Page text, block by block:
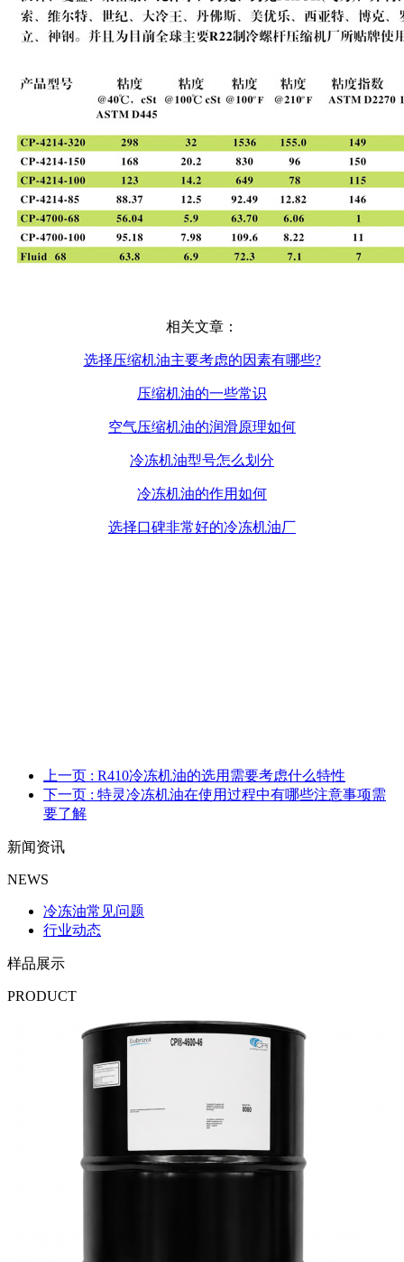
相关文章：
选择压缩机油主要考虑的因素有哪些?
压缩机油的一些常识
空气压缩机油的润滑原理如何
冷冻机油型号怎么划分
冷冻机油的作用如何
选择口碑非常好的冷冻机油厂
上一页 : R410冷冻机油的选用需要考虑什么特性
下一页 : 特灵冷冻机油在使用过程中有哪些注意事项需
要了解
新闻资讯
NEWS
冷冻油常见问题
行业动态
样品展示
PRODUCT